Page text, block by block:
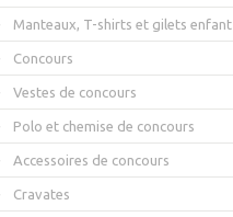
Manteaux, T-shirts et gilets enfant
Concours
Vestes de concours
Polo et chemise de concours
Accessoires de concours
Cravates